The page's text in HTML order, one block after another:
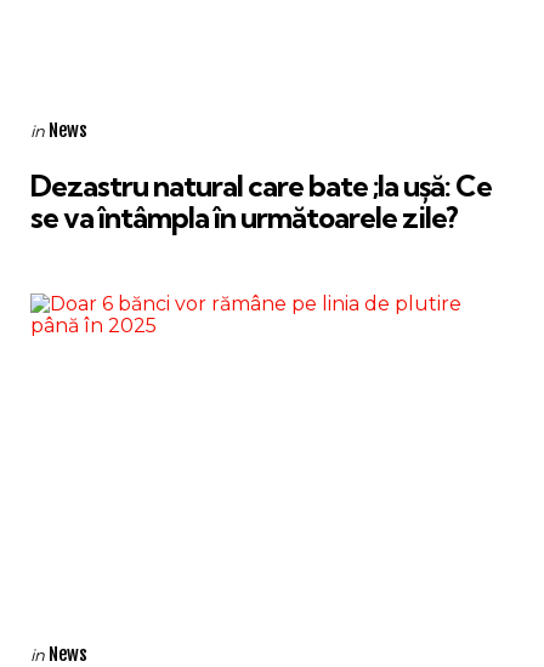
Categories
Posted
in News
Dezastru natural care bate ;la ușă: Ce
se va întâmpla în următoarele zile?
Categories
Posted
in News